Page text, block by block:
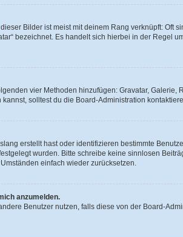
Bilder ist meist mit deinem Rang verknüpft: Oft
bezeichnet. Es handelt sich hierbei in der Regel
vier Methoden hinzufügen: Gravatar,
solltest du die Board-Administration
erstellt hast oder identifizieren bestimmte
wurden. Bitte schreibe keine sinnlosen
einfach wieder zurücksetzen.
anzumelden.
Benutzer nutzen, falls diese von der Board-